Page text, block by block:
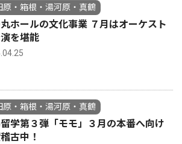
原・箱根・湯河原・真鶴
ホールの文化事業 ７月はオーケスト
を堪能
原・箱根・湯河原・真鶴
学第３弾「モモ」３月の本番へ向け
古中！